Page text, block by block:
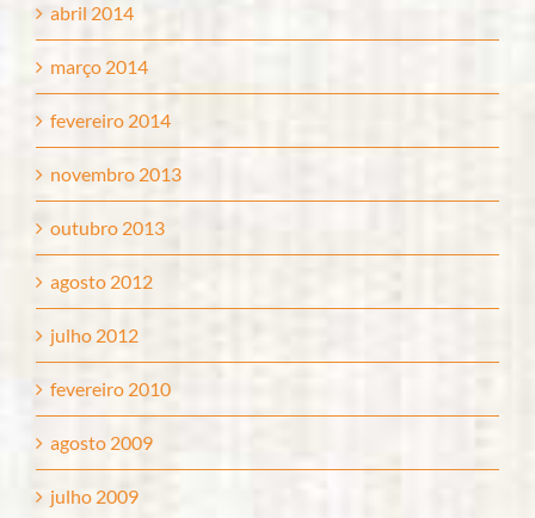
abril 2014
março 2014
fevereiro 2014
novembro 2013
outubro 2013
agosto 2012
julho 2012
fevereiro 2010
agosto 2009
julho 2009